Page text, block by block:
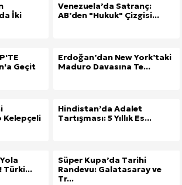
İki
Venezuela’da Satranç:
AB’den "Hukuk" Çizgisi...
Geçit
Erdoğan’dan New York’taki
Maduro Davasına Te...
Kelepçeli
Hindistan’da Adalet
Tartışması: 5 Yıllık Es...
Türki...
Süper Kupa’da Tarihi
Randevu: Galatasaray ve
Tr...
SEO Hizmeti: Web Sitenizin